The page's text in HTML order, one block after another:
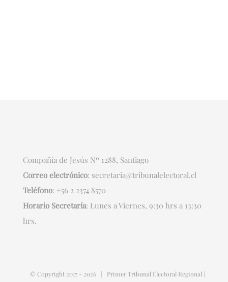
Compañía de Jesús Nº 1288, Santiago
Correo electrónico: secretaria@tribunalelectoral.cl
Teléfono: +56 2 2374 8570
Horario Secretaría: Lunes a Viernes, 9:30 hrs a 13:30
hrs.
© Copyright 2017 - 2026 | Primer Tribunal Electoral Regional |